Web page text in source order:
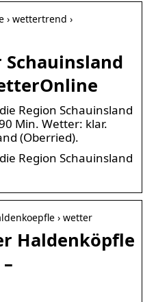
wettertrend ›
Schauinsland
Region Schauinsland
Min. Wetter: klar.
(Oberried).
Region Schauinsland
› wetter
Haldenköpfle